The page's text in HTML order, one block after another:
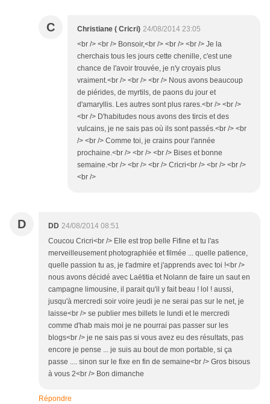
C Christiane ( Cricri) 24/08/2014 23:05
<br /> <br /> Bonsoir,<br /> <br /> <br /> Je la
cherchais tous les jours cette chenille, c'est une
chance de l'avoir trouvée, je n'y croyais plus
vraiment.<br /> <br /> <br /> Nous avons beaucoup
de piérides, de myrtils, de paons du jour et
d'amaryllis. Les autres sont plus rares.<br /> <br />
<br /> D'habitudes nous avons des tircis et des
vulcains, je ne sais pas où ils sont passés.<br /> <br
/> <br /> Comme toi, je crains pour l'année
prochaine.<br /> <br /> <br /> Bises et bonne
semaine.<br /> <br /> <br /> Cricri<br /> <br /> <br />
<br />
D DD 24/08/2014 08:51
Coucou Cricri<br /> Elle est trop belle Fifine et tu l'as
merveilleusement photographiée et filmée ... quelle patience,
quelle passion tu as, je t'admire et j'apprends avec toi !<br />
nous avons décidé avec Laëtitia et Nolann de faire un saut en
campagne limousine, il parait qu'il y fait beau ! lol ! aussi,
jusqu'à mercredi soir voire jeudi je ne serai pas sur le net, je
laisse<br /> se publier mes billets le lundi et le mercredi
comme d'hab mais moi je ne pourrai pas passer sur les
blogs<br /> je ne sais pas si vous avez eu des résultats, pas
encore je pense ... je suis au bout de mon portable, si ça
passe .... sinon sur le fixe en fin de semaine<br /> Gros bisous
à vous 2<br /> Bon dimanche
Répondre